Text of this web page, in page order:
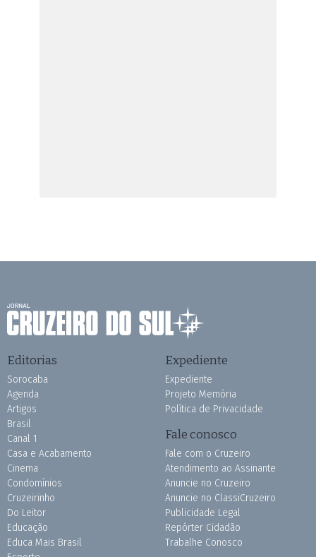
Editorias
Sorocaba
Agenda
Artigos
Brasil
Canal 1
Casa e Acabamento
Cinema
Condomínios
Cruzeirinho
Do Leitor
Educação
Educa Mais Brasil
Expediente
Expediente
Projeto Memória
Política de Privacidade
Fale conosco
Fale com o Cruzeiro
Atendimento ao Assinante
Anuncie no Cruzeiro
Anuncie no ClassiCruzeiro
Publicidade Legal
Repórter Cidadão
Trabalhe Conosco